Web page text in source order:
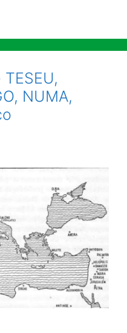
NUMA,